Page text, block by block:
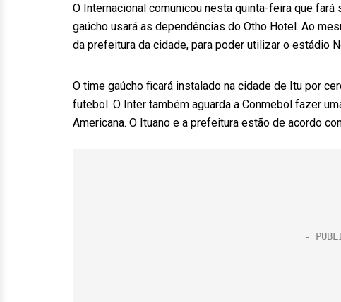
O Internacional comunicou nesta quinta-feira que
gaúcho usará as dependências do Otho Hotel. Ao
da prefeitura da cidade, para poder utilizar o estádio
O time gaúcho ficará instalado na cidade de Itu por
futebol. O Inter também aguarda a Conmebol fazer
Americana. O Ituano e a prefeitura estão de acordo